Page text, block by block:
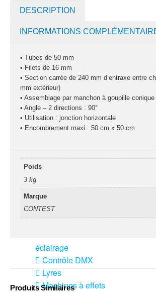
divers
MACHINE À EFFETS
Machines à
brouillard
Machines à
confetti
Machines à
étincelles froide
fumée-geyser
VENTE SONO ET
ÉCLAIRAGE
Éclairage
éclairage
Contrôle DMX
Lyres
Machines à effets
DESCRIPTION
INFORMATIONS
• Tubes de 50 mm
• Filets de 16 mm
• Section carrée de 240 mm d’entraxe entre
mm extérieur)
• Assemblage par manchon à goupille
• Angle – 2 directions : 90°
• Utilisation : jonction horizontale
• Encombrement maxi : 50 cm x 50 cm
Poids
3 kg
Marque
CONTEST
Produits Similaires